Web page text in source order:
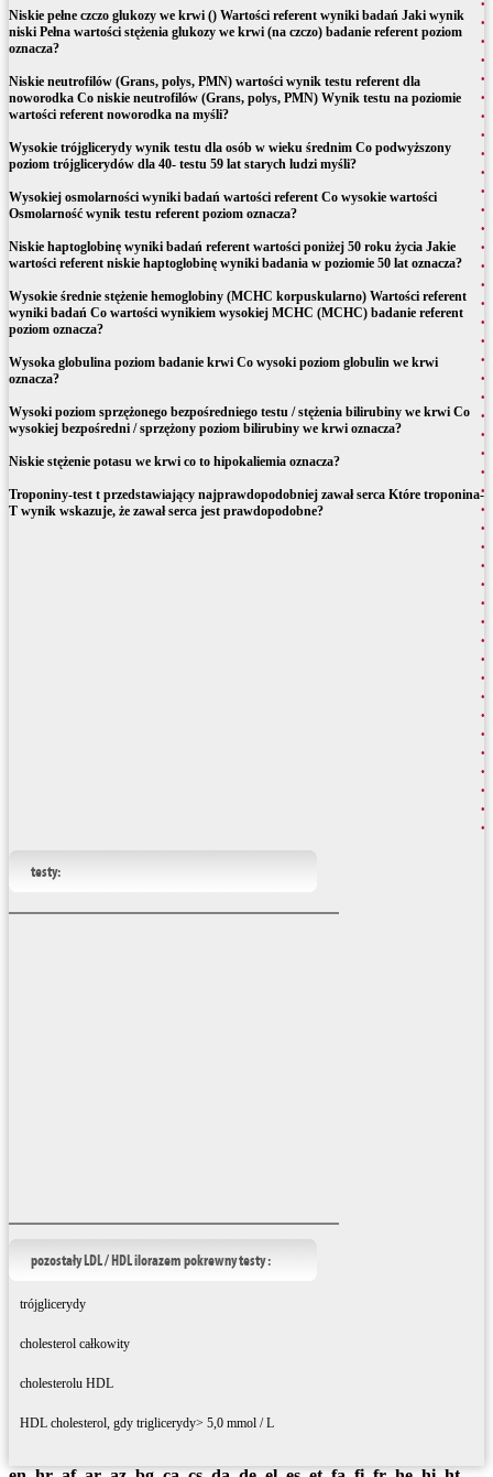
Niskie pełne czczo glukozy we krwi () Wartości referent wyniki badań Jaki wynik
niski Pełna wartości stężenia glukozy we krwi (na czczo) badanie referent poziom
oznacza?
Niskie neutrofilów (Grans, polys, PMN) wartości wynik testu referent dla
noworodka Co niskie neutrofilów (Grans, polys, PMN) Wynik testu na poziomie
wartości referent noworodka na myśli?
Wysokie trójglicerydy wynik testu dla osób w wieku średnim Co podwyższony
poziom trójglicerydów dla 40- testu 59 lat starych ludzi myśli?
Wysokiej osmolarności wyniki badań wartości referent Co wysokie wartości
Osmolarność wynik testu referent poziom oznacza?
Niskie haptoglobinę wyniki badań referent wartości poniżej 50 roku życia Jakie
wartości referent niskie haptoglobinę wyniki badania w poziomie 50 lat oznacza?
Wysokie średnie stężenie hemoglobiny (MCHC korpuskularno) Wartości referent
wyniki badań Co wartości wynikiem wysokiej MCHC (MCHC) badanie referent
poziom oznacza?
Wysoka globulina poziom badanie krwi Co wysoki poziom globulin we krwi
oznacza?
Wysoki poziom sprzężonego bezpośredniego testu / stężenia bilirubiny we krwi Co
wysokiej bezpośredni / sprzężony poziom bilirubiny we krwi oznacza?
Niskie stężenie potasu we krwi co to hipokaliemia oznacza?
Troponiny-test t przedstawiający najprawdopodobniej zawał serca Które troponina-
T wynik wskazuje, że zawał serca jest prawdopodobne?
testy:
pozostały LDL / HDL ilorazem pokrewny testy :
trójglicerydy
cholesterol całkowity
cholesterolu HDL
HDL cholesterol, gdy triglicerydy> 5,0 mmol / L